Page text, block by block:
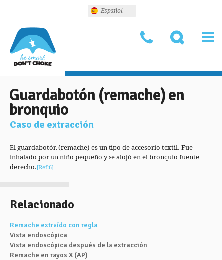
Español
Guardabotón (remache) en
bronquio
Caso de extracción
El guardabotón (remache) es un tipo de accesorio textil. Fue
inhalado por un niño pequeño y se alojó en el bronquio fuente
derecho.[Ref:6]
Relacionado
Remache extraído con regla
Vista endoscópica
Vista endoscópica después de la extracción
Remache en rayos X (AP)